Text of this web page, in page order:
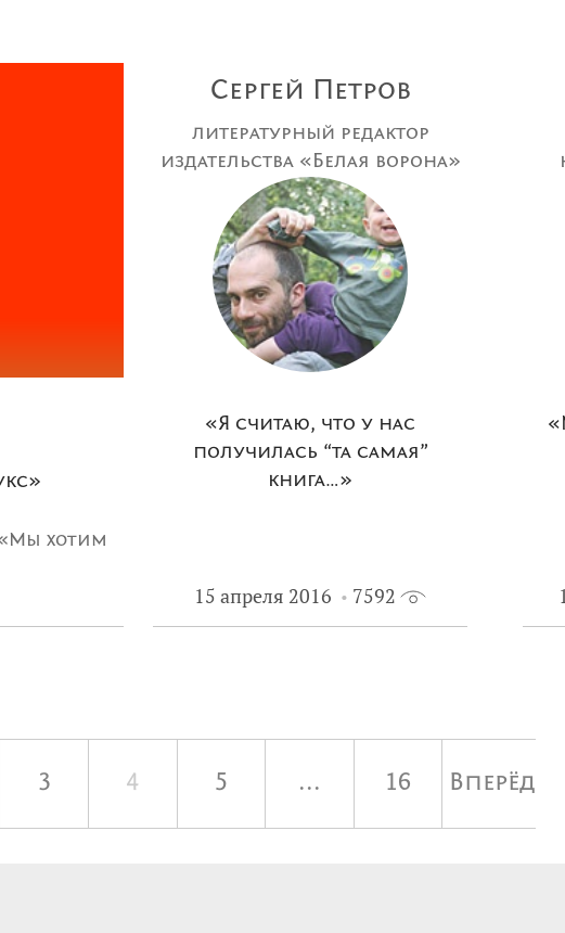
хотим
будет
Сергей Петров
литературный редактор
издательства «Белая ворона»
«Я считаю, что у нас
получилась “та самая”
книга…»
15 апреля 2016 7592
3 4 5 ... 16 Вперёд